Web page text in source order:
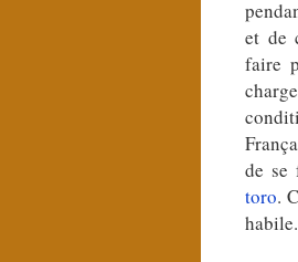
et de
faire
de se
toro.
habile.